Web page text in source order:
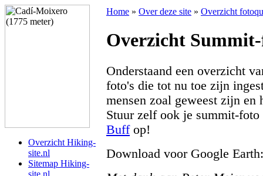
Overzicht Hiking-
site.nl
Sitemap Hiking-
site.nl
Home » Over deze site » Overzicht
Overzicht
Onderstaand een overzicht
foto's die tot nu toe zijn
mensen zoal geweest zijn en
Stuur zelf ook je summit-
Buffop!
Download voor Google